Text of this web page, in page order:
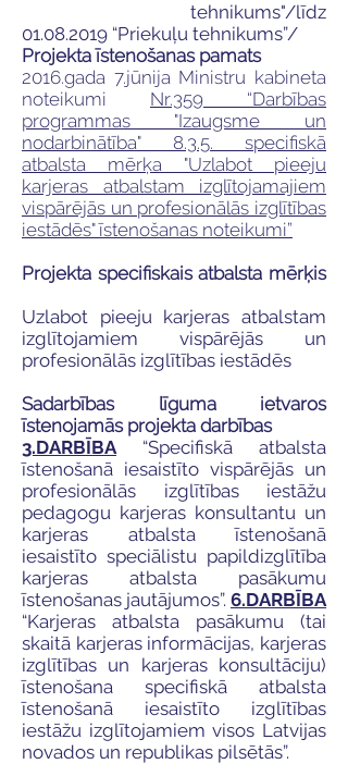
tehnikums"/līdz
01.08.2019 “Priekuļu tehnikums”/
Projekta īstenošanas pamats
2016.gada 7.jūnija Ministru kabineta
noteikumi Nr.359 “Darbības
programmas "Izaugsme un
nodarbinātība" 8.3.5. specifiskā
atbalsta mērķa "Uzlabot pieeju
karjeras atbalstam izglītojamajiem
vispārējās un profesionālās izglītības
iestādēs" īstenošanas noteikumi”
Projekta specifiskais atbalsta mērķis
Uzlabot pieeju karjeras atbalstam
izglītojamiem vispārējās un
profesionālās izglītības iestādēs
Sadarbības līguma ietvaros
īstenojamās projekta darbības
3.DARBĪBA“Specifiskā atbalsta
īstenošanā iesaistīto vispārējās un
profesionālās izglītības iestāžu
pedagogu karjeras konsultantu un
karjeras atbalsta īstenošanā
iesaistīto speciālistu papildizglītība
karjeras atbalsta pasākumu
īstenošanas jautājumos”. 6.DARBĪBA
“Karjeras atbalsta pasākumu (tai
skaitā karjeras informācijas, karjeras
izglītības un karjeras konsultāciju)
īstenošana specifiskā atbalsta
īstenošanā iesaistīto izglītības
iestāžu izglītojamiem visos Latvijas
novados un republikas pilsētās”.